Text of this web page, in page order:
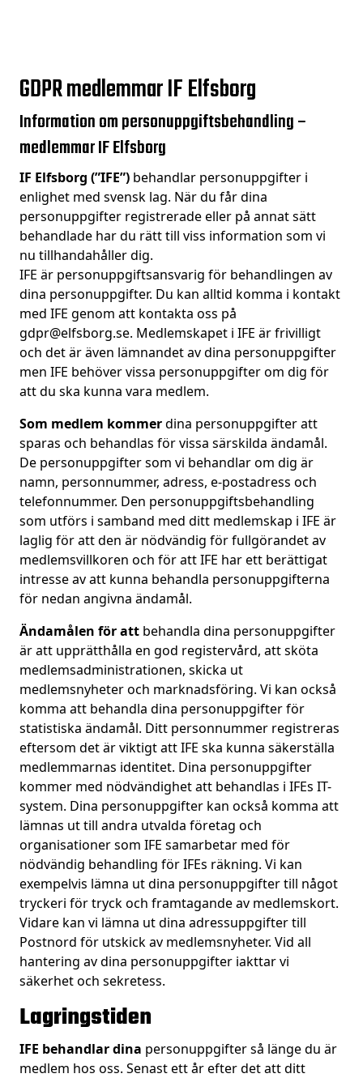
GDPR medlemmar IF Elfsborg
Information om personuppgiftsbehandling –
medlemmar IF Elfsborg
IF Elfsborg (”IFE”) behandlar personuppgifter i
enlighet med svensk lag. När du får dina
personuppgifter registrerade eller på annat sätt
behandlade har du rätt till viss information som vi
nu tillhandahåller dig.
IFE är personuppgiftsansvarig för behandlingen av
dina personuppgifter. Du kan alltid komma i kontakt
med IFE genom att kontakta oss på
gdpr@elfsborg.se. Medlemskapet i IFE är frivilligt
och det är även lämnandet av dina personuppgifter
men IFE behöver vissa personuppgifter om dig för
att du ska kunna vara medlem.
Som medlem kommerdina personuppgifter att
sparas och behandlas för vissa särskilda ändamål.
De personuppgifter som vi behandlar om dig är
namn, personnummer, adress, e-postadress och
telefonnummer. Den personuppgiftsbehandling
som utförs i samband med ditt medlemskap i IFE är
laglig för att den är nödvändig för fullgörandet av
medlemsvillkoren och för att IFE har ett berättigat
intresse av att kunna behandla personuppgifterna
för nedan angivna ändamål.
Ändamålen för att behandla dina personuppgifter
är att upprätthålla en god registervård, att sköta
medlemsadministrationen, skicka ut
medlemsnyheter och marknadsföring. Vi kan också
komma att behandla dina personuppgifter för
statistiska ändamål. Ditt personnummer registreras
eftersom det är viktigt att IFE ska kunna säkerställa
medlemmarnas identitet. Dina personuppgifter
kommer med nödvändighet att behandlas i IFEs IT-
system. Dina personuppgifter kan också komma att
lämnas ut till andra utvalda företag och
organisationer som IFE samarbetar med för
nödvändig behandling för IFEs räkning. Vi kan
exempelvis lämna ut dina personuppgifter till något
tryckeri för tryck och framtagande av medlemskort.
Vidare kan vi lämna ut dina adressuppgifter till
Postnord för utskick av medlemsnyheter. Vid all
hantering av dina personuppgifter iakttar vi
säkerhet och sekretess.
Lagringstiden
IFE behandlar dina personuppgifter så länge du är
medlem hos oss. Senast ett år efter det att ditt